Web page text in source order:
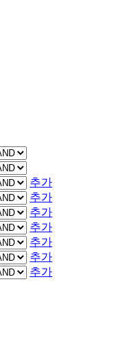
추가
추가
추가
추가
추가
추가
추가